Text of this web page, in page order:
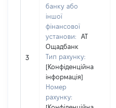
3
банку або
іншої
фінансової
установи:
АТ
Ощадбанк
Тип рахунку:
[Конфіденційна
інформація]
Номер
рахунку: